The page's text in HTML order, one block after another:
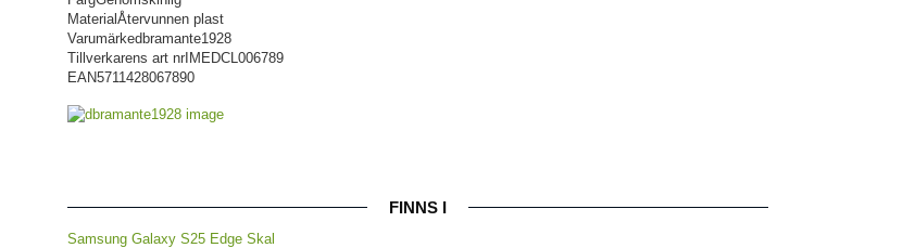
MaterialÅtervunnen plast
Varumärkedbramante1928
Tillverkarens art nr IMEDCL006789
EAN5711428067890
FINNS I
Samsung Galaxy S25 Edge Skal